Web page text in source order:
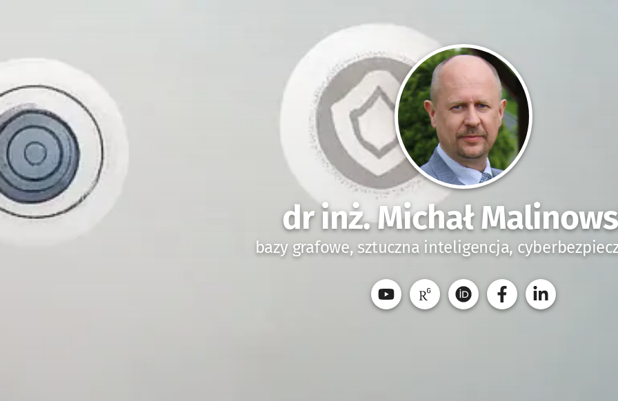
dr inż. Michał
bazy grafowe, sztuczna inteligencja,